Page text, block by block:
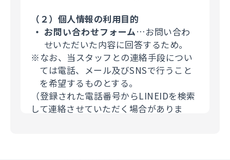
（２）個人情報の利用目的
お問い合わせフォーム…お問い合わ
せいただいた内容に回答するため。
※なお、当スタッフとの連絡手段につい
ては電話、メール及びSNSで行うこと
を希望するものとする。
（登録された電話番号からLINEIDを検索
して連絡させていただく場合がありま